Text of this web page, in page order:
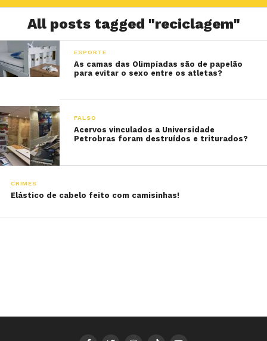
All posts tagged "reciclagem"
ESPORTE
As camas das Olimpíadas são de papelão
para evitar o sexo entre os atletas?
FALSO
Acervos vinculados a Universidade
Petrobras foram destruídos e triturados?
CRIMES
Elástico de cabelo feito com camisinhas!